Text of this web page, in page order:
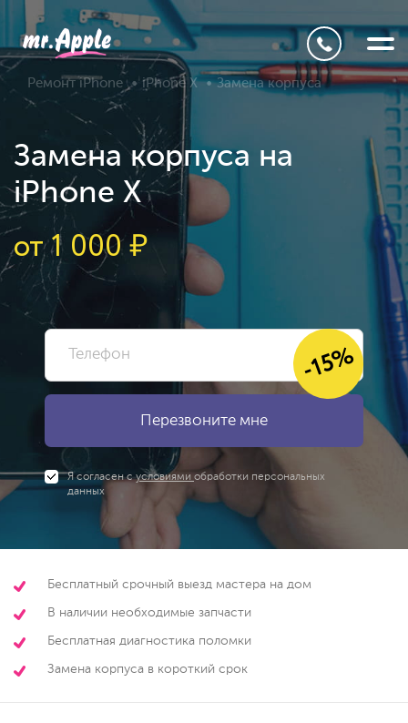
Ремонт iPhone iPhone X Замена корпуса
Замена корпуса на
iPhone X
от1 000₽
-15%
Я согласен сусловиями обработки персональных
данных
Бесплатный срочный выезд мастера на дом
В наличии необходимые запчасти
Бесплатная диагностика поломки
Замена корпуса в короткий срок